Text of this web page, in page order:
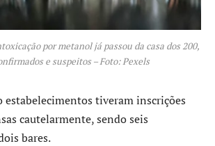
por metanol já passou da casa dos 200,
e suspeitos – Foto: Pexels
tiveram inscrições
cautelarmente, sendo seis
bares.